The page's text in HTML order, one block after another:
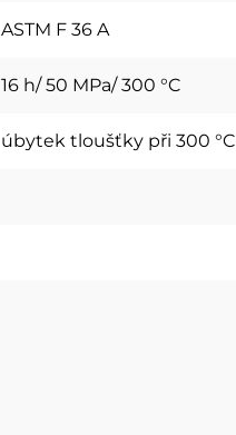
ASTM F 36 A
16 h/ 50 MPa/ 300 °C
úbytek tloušťky při 300 °C